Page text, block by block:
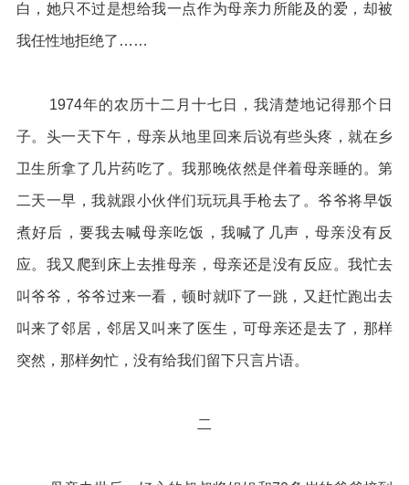
白，她只不过是想给我一点作为母亲力所能及的爱，却被
我任性地拒绝了……
1974年的农历十二月十七日，我清楚地记得那个日
子。头一天下午，母亲从地里回来后说有些头疼，就在乡
卫生所拿了几片药吃了。我那晚依然是伴着母亲睡的。第
二天一早，我就跟小伙伴们玩玩具手枪去了。爷爷将早饭
煮好后，要我去喊母亲吃饭，我喊了几声，母亲没有反
应。我又爬到床上去推母亲，母亲还是没有反应。我忙去
叫爷爷，爷爷过来一看，顿时就吓了一跳，又赶忙跑出去
叫来了邻居，邻居又叫来了医生，可母亲还是去了，那样
突然，那样匆忙，没有给我们留下只言片语。
二